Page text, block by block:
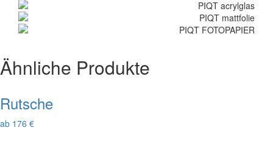
Ähnliche Produkte
Rutsche
ab 176 €